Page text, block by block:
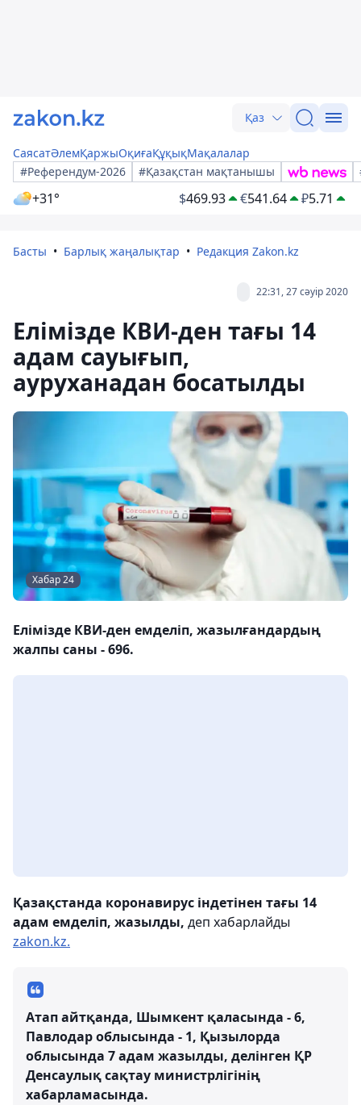
Қаз
СаясатӘлемҚаржыОқиғаҚұқықМақалалар
#Референдум-2026
#Қазақстан мақтанышы
+31° $469.93 €541.64 ₽5.71
Басты Барлық жаңалықтар Редакция Zakon.kz
22:31, 27 сәуір 2020
Елімізде КВИ-ден тағы 14
адам сауығып,
ауруханадан босатылды
Хабар 24
Елімізде КВИ-ден емделіп, жазылғандардың
жалпы саны - 696.
Қазақстанда коронавирус індетінен тағы 14
адам емделіп, жазылды, деп хабарлайды
zakon.kz.
Атап айтқанда, Шымкент қаласында - 6,
Павлодар облысында - 1, Қызылорда
облысында 7 адам жазылды, делінген ҚР
Денсаулық сақтау министрлігінің
хабарламасында.